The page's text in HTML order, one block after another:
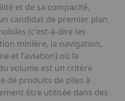
et de sa compacité,
candidat de premier plan
(c'est-à-dire les
minière, la navigation,
et l'aviation) où la
volume est un critère
de produits de piles à
être utilisée dans des